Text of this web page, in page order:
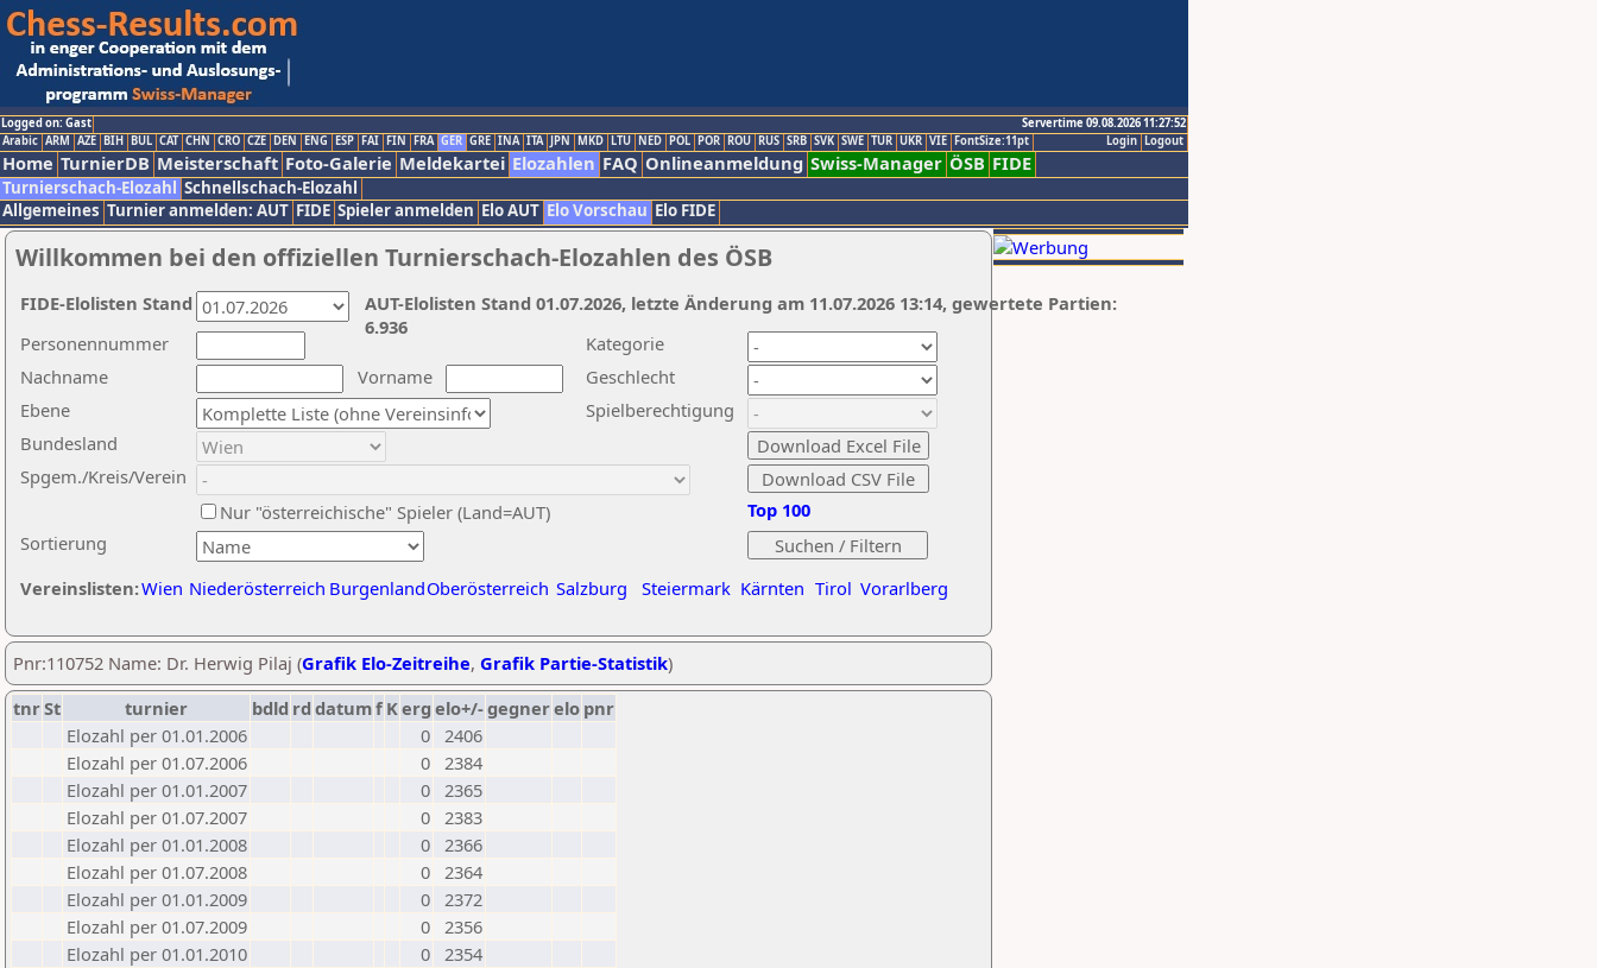
Logged on: Gast
Servertime 09.08.2026 11:27:52
Logout
Login
Arabic ARM AZE BIH BUL CAT CHN CRO CZE DEN ENG ESP FAI FIN FRA GER GRE INA ITA JPN MKD LTU NED POL POR ROU RUS SRB SVK SWE TUR UKR VIE FontSize:11pt
Home TurnierDB Meisterschaft Foto-Galerie Meldekartei Elozahlen FAQ Onlineanmeldung Swiss-Manager ÖSB FIDE
Turnierschach-Elozahl Schnellschach-Elozahl
Allgemeines Turnier anmelden: AUT FIDE Spieler anmelden Elo AUT Elo Vorschau Elo FIDE
Willkommen bei den offiziellen Turnierschach-Elozahlen des ÖSB
Nachname
Vorname
Ebene
Kategorie
Sortierung
Personennummer
Bundesland
Spgem./Kreis/Verein
Geschlecht
Nur "österreichische" Spieler (Land=AUT)
Spielberechtigung
Vereinslisten:Wien Niederösterreich BurgenlandOberösterreich Salzburg Steiermark Kärnten Tirol Vorarlberg
Top 100
AUT-Elolisten Stand 01.07.2026, letzte Änderung am 11.07.2026 13:14, gewertete Partien:
6.936
FIDE-Elolisten Stand
Pnr:110752 Name: Dr. Herwig Pilaj (Grafik Elo-Zeitreihe, Grafik Partie-Statistik)
tnrSt turnier bdld rd datumf Kerg elo+/-gegnerelo pnr
Elozahl per 01.01.2006
0 2406
Elozahl per 01.07.2006
0 2384
Elozahl per 01.01.2007
0 2365
Elozahl per 01.07.2007
0 2383
Elozahl per 01.01.2008
0 2366
Elozahl per 01.07.2008
0 2364
Elozahl per 01.01.2009
0 2372
Elozahl per 01.07.2009
0 2356
Elozahl per 01.01.2010
0 2354